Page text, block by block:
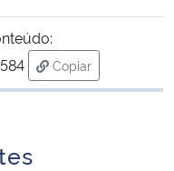
Copiar
para área de